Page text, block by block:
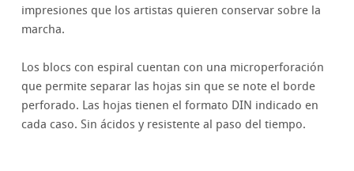
impresiones que los artistas quieren conservar sobre la
marcha.
Los blocs con espiral cuentan con una microperforación
que permite separar las hojas sin que se note el borde
perforado. Las hojas tienen el formato DIN indicado en
cada caso. Sin ácidos y resistente al paso del tiempo.